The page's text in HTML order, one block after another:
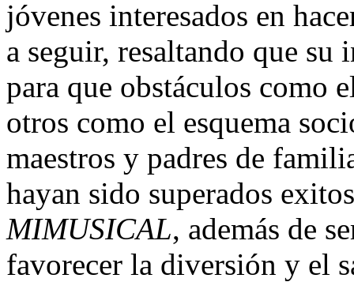
jóvenes interesados en
a seguir, resaltando que
para que obstáculos como
otros como el esquema
maestros y padres de
hayan sido superados
MIMUSICAL, además de
favorecer la diversión y el